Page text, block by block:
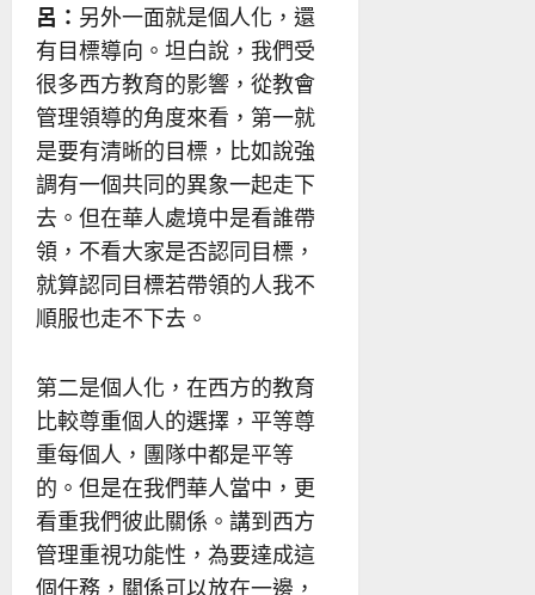
呂： 另外一面就是個人化，還
有目標導向。坦白說，我們受
很多西方教育的影響，從教會
管理領導的角度來看，第一就
是要有清晰的目標，比如說強
調有一個共同的異象一起走下
去。但在華人處境中是看誰帶
領，不看大家是否認同目標，
就算認同目標若帶領的人我不
順服也走不下去。
第二是個人化，在西方的教育
比較尊重個人的選擇，平等尊
重每個人，團隊中都是平等
的。但是在我們華人當中，更
看重我們彼此關係。講到西方
管理重視功能性，為要達成這
個任務，關係可以放在一邊，